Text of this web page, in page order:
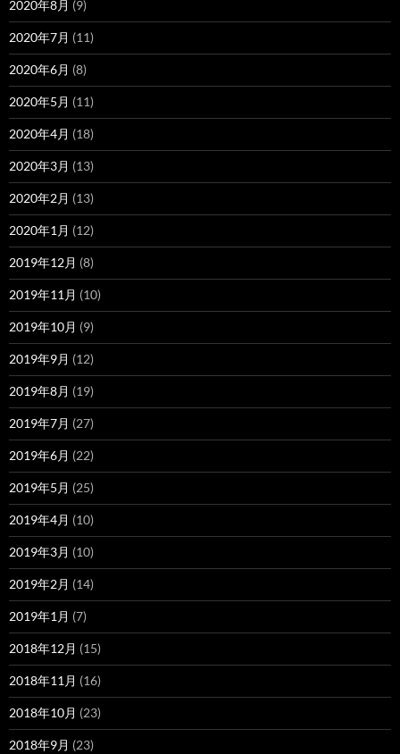
2020年8月 (9)
2020年7月 (11)
2020年6月 (8)
2020年5月 (11)
2020年4月 (18)
2020年3月 (13)
2020年2月 (13)
2020年1月 (12)
2019年12月 (8)
2019年11月 (10)
2019年10月 (9)
2019年9月 (12)
2019年8月 (19)
2019年7月 (27)
2019年6月 (22)
2019年5月 (25)
2019年4月 (10)
2019年3月 (10)
2019年2月 (14)
2019年1月 (7)
2018年12月 (15)
2018年11月 (16)
2018年10月 (23)
2018年9月 (23)